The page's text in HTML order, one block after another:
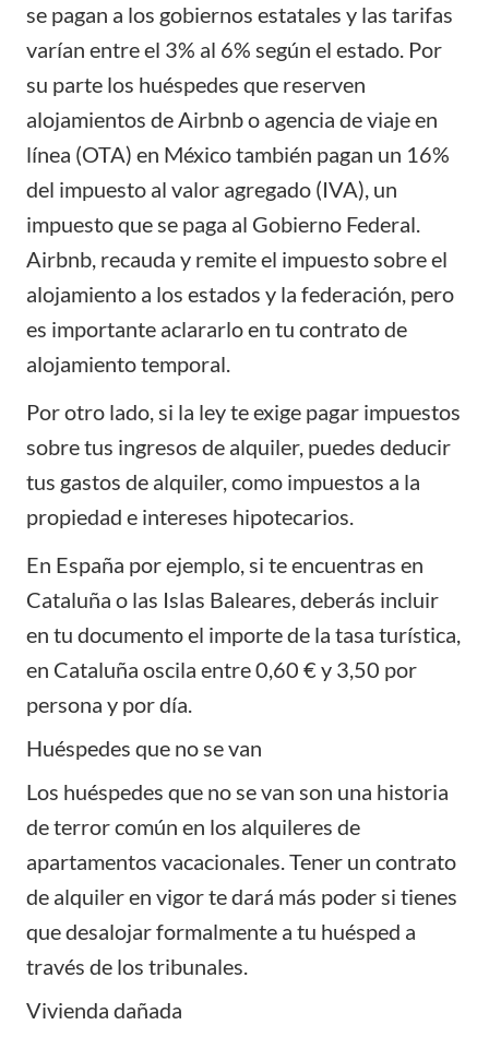
se pagan a los gobiernos estatales y las tarifas
varían entre el 3% al 6% según el estado. Por
su parte los huéspedes que reserven
alojamientos de Airbnb o agencia de viaje en
línea (OTA) en México también pagan un 16%
del impuesto al valor agregado (IVA), un
impuesto que se paga al Gobierno Federal.
Airbnb, recauda y remite el impuesto sobre el
alojamiento a los estados y la federación, pero
es importante aclararlo en tu contrato de
alojamiento temporal.
Por otro lado, si la ley te exige pagar impuestos
sobre tus ingresos de alquiler, puedes deducir
tus gastos de alquiler, como impuestos a la
propiedad e intereses hipotecarios.
En España por ejemplo, si te encuentras en
Cataluña o las Islas Baleares, deberás incluir
en tu documento el importe de la tasa turística,
en Cataluña oscila entre 0,60 € y 3,50 por
persona y por día.
Huéspedes que no se van
Los huéspedes que no se van son una historia
de terror común en los alquileres de
apartamentos vacacionales. Tener un contrato
de alquiler en vigor te dará más poder si tienes
que desalojar formalmente a tu huésped a
través de los tribunales.
Vivienda dañada